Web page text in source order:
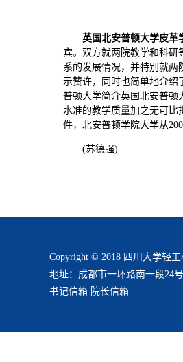
英国北安普顿大学皮革
宾。双方就两院教学和科研
系的发展情况，并特别就两
示赞许，同时也简单地介绍
普顿大学简介英国北安普顿
水准的教学质量加之无可比
件，北安普顿学院大学从
(苏德强)
Copyright © 2018 四川大学轻
地址：成都市一环路南一段24号
书记信箱 院长信箱